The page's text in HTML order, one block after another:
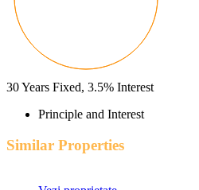
30Years Fixed, 3.5% Interest
Principle and Interest
Similar Properties